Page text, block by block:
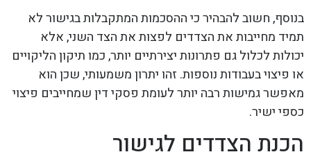
בנוסף, חשוב להבהיר כי ההסכמות המתקבלות בגישור לא
תמיד מחייבות את הצדדים לפצות את הצד השני, אלא
יכולות לכלול גם פתרונות יצירתיים יותר, כמו תיקון הליקויים
או פיצוי בעבודות נוספות. זהו יתרון משמעותי, שכן הוא
מאפשר גמישות רבה יותר לעומת פסקי דין שמחייבים פיצוי
כספי ישיר.
הכנת הצדדים לגישור